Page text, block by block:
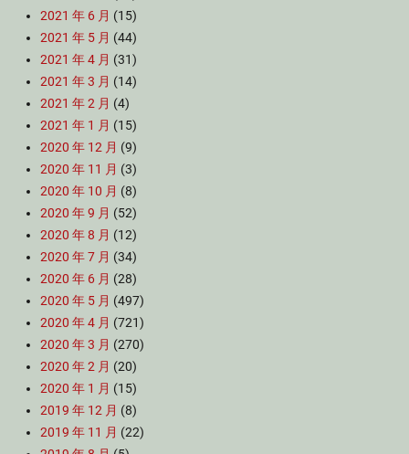
2021 年 6 月 (15)
2021 年 5 月 (44)
2021 年 4 月 (31)
2021 年 3 月 (14)
2021 年 2 月 (4)
2021 年 1 月 (15)
2020 年 12 月 (9)
2020 年 11 月 (3)
2020 年 10 月 (8)
2020 年 9 月 (52)
2020 年 8 月 (12)
2020 年 7 月 (34)
2020 年 6 月 (28)
2020 年 5 月 (497)
2020 年 4 月 (721)
2020 年 3 月 (270)
2020 年 2 月 (20)
2020 年 1 月 (15)
2019 年 12 月 (8)
2019 年 11 月 (22)